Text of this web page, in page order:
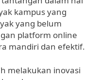
kampus yang
yang belum
platform online
mandiri dan efektif.
melakukan inovasi